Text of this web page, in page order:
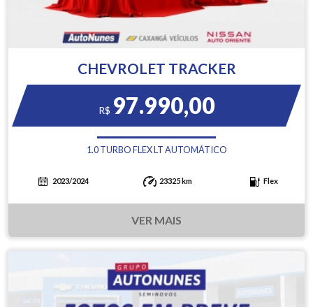
CHEVROLET TRACKER
R$ 97.990,00
1.0 TURBO FLEX LT AUTOMÁTICO
2023/2024 23325 km Flex
VER MAIS